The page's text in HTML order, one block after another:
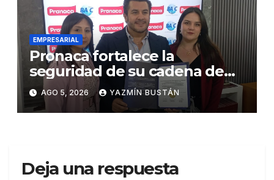
EMPRESARIAL
Pronaca fortalece la
seguridad de su cadena de
suministro con certificación
BASC en dos plantas
AGO 5, 2026 YAZMÍN BUSTÁN
Deja una respuesta